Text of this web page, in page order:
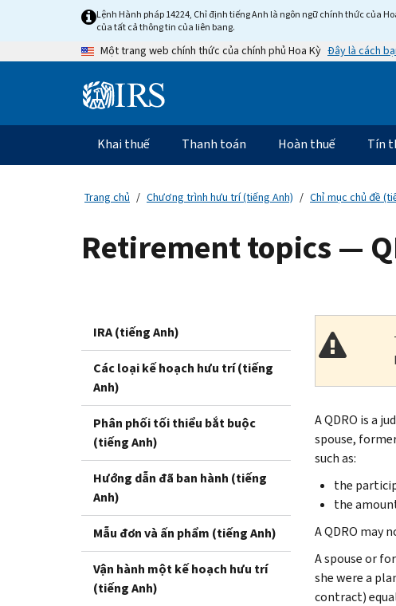
content
Lệnh Hành pháp 14224, Chỉ định tiếng Anh là ngôn ngữ chính thức của
của tất cả thông tin của liên bang.
Một trang web chính thức của chính phủ Hoa Kỳ Đây là cách
Information
Điều
hướng
chính
Khai thuế Thanh toán Hoàn thuế Tín
Trang chủ Chương trình hưu trí (tiếng Anh) Chỉ mục chủ đề
Retirement topics —
IRA (tiếng Anh)
Các loại kế hoạch hưu trí (tiếng
Anh)
Phân phối tối thiểu bắt buộc
(tiếng Anh)
Hướng dẫn đã ban hành (tiếng
Anh)
Mẫu đơn và ấn phẩm (tiếng Anh)
Vận hành một kế hoạch hưu trí
(tiếng Anh)
A QDRO is a
spouse,
such as:
the
the
A QDRO may
A spouse or
she were a
contract)